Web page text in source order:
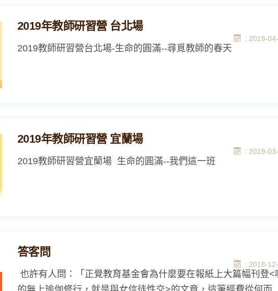
2019年教師研習營 台北場
: 2019-
2019教師研習營台北場-生命的圓滿--尋覓教師的春天
2019年教師研習營 宜蘭場
: 2019-
2019教師研習營宜蘭場 生命的圓滿--我們這一班
答客問
: 2018-
也許有人問：「正覺教育基金會為什麼要在報紙上大篇幅刊登<